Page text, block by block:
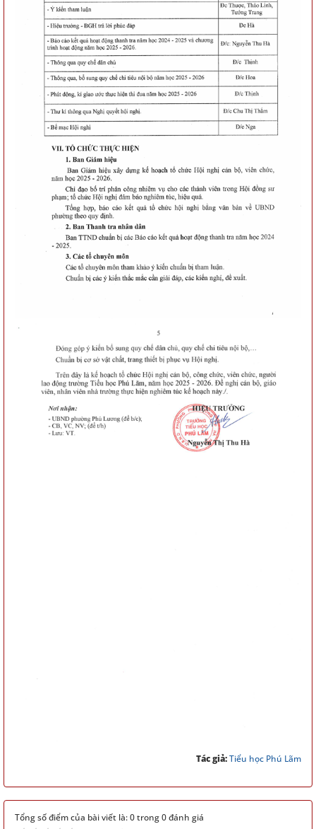
Tác giả:Tiểu học Phú Lãm
Tổng số điểm của bài viết là: 0 trong 0 đánh giá